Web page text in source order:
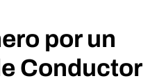
por un
Conductor